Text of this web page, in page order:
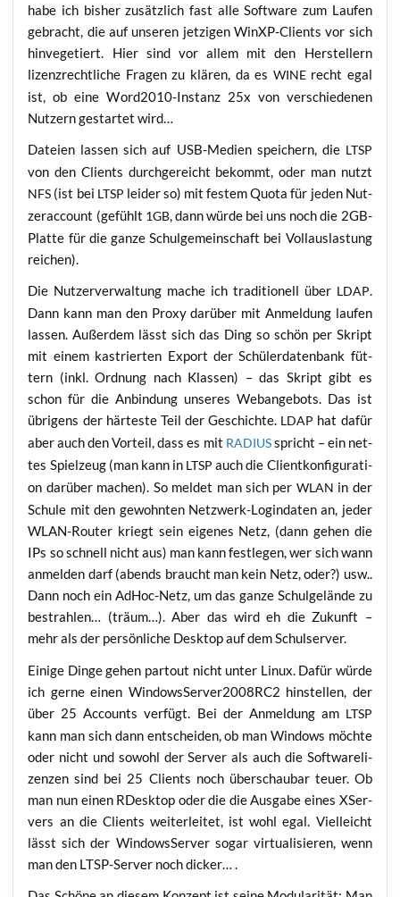
habe ich bis­her zusätz­lich fast alle Soft­ware zum Lau­fen
gebracht, die auf unse­ren jet­zi­gen WinXP-Cli­ents vor sich
hin­ve­ge­tiert. Hier sind vor allem mit den Her­stel­lern
lizenz­recht­li­che Fra­gen zu klä­ren, da es WINErecht egal
ist, ob eine Word2010-Instanz 25x von ver­schie­de­nen
Nut­zern gestar­tet wird…
Datei­en las­sen sich auf USB-Medi­en spei­chern, die LTSP
von den Cli­ents durch­ge­reicht bekommt, oder man nutzt
NFS (ist bei LTSP lei­der so) mit fes­tem Quo­ta für jeden Nut­
zer­ac­count (gefühlt 1GB, dann wür­de bei uns noch die 2GB-
Plat­te für die gan­ze Schul­ge­mein­schaft bei Voll­aus­las­tung
reichen).
Die Nut­zer­ver­wal­tung mache ich tra­di­tio­nell über LDAP.
Dann kann man den Pro­xy dar­über mit Anmel­dung lau­fen
las­sen. Außer­dem lässt sich das Ding so schön per Skript
mit einem kas­trier­ten Export der Schü­ler­da­ten­bank füt­
tern (inkl. Ord­nung nach Klas­sen) – das Skript gibt es
schon für die Anbin­dung unse­res Web­an­ge­bots. Das ist
übri­gens der här­tes­te Teil der Geschich­te. LDAP hat dafür
aber auch den Vor­teil, dass es mit RADIUSspricht – ein net­
tes Spiel­zeug (man kann in LTSP auch die Cli­ent­kon­fi­gu­ra­ti­
on dar­über machen). So mel­det man sich per WLAN in der
Schu­le mit den gewohn­ten Netz­werk-Log­in­da­ten an, jeder
WLAN-Rou­ter kriegt sein eige­nes Netz, (dann gehen die
IPs so schnell nicht aus) man kann fest­le­gen, wer sich wann
anmel­den darf (abends braucht man kein Netz, oder?) usw..
Dann noch ein AdHoc-Netz, um das gan­ze Schul­ge­län­de zu
bestrah­len… (träum…). Aber das wird eh die Zukunft –
mehr als der per­sön­li­che Desk­top auf dem Schulserver.
Eini­ge Din­ge gehen par­tout nicht unter Linux. Dafür wür­de
ich ger­ne einen WindowsServer2008RC2 hin­stel­len, der
über 25 Accounts ver­fügt. Bei der Anmel­dung am LTSP
kann man sich dann ent­schei­den, ob man Win­dows möch­te
oder nicht und sowohl der Ser­ver als auch die Soft­ware­li­
zen­zen sind bei 25 Cli­ents noch über­schau­bar teu­er. Ob
man nun einen RDesk­top oder die die Aus­ga­be eines XSer­
vers an die Cli­ents wei­ter­lei­tet, ist wohl egal. Viel­leicht
lässt sich der Win­dows­Ser­ver sogar vir­tua­li­sie­ren, wenn
man den LTSP-Ser­ver noch dicker… .